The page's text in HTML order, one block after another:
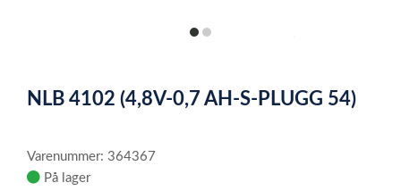
itemitem
of
NLB 4102 (4,8V-0,7 AH-S-PLUGG 54)
Varenummer: 364367
På lager